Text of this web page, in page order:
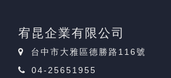
宥昆企業有限公司
台中市大雅區德勝路116號
04-25651955